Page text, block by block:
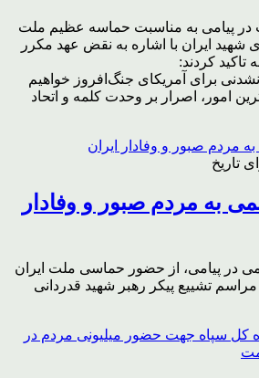
در پیامی به مناسبت حماسه عظیم ملت
شهید ایران با اشاره به نقض عهد مکرر
تاکید کردند:
برای آمریکای جنگ‌افروز خواهیم
امور، اصرار بر وحدت کلمه و اتحاد
تاریخ
به مردم صبور و وفادار
در پیامی، از حضور حماسی ملت ایران
مراسم تشییع پیکر رهبر شهید قدردانی